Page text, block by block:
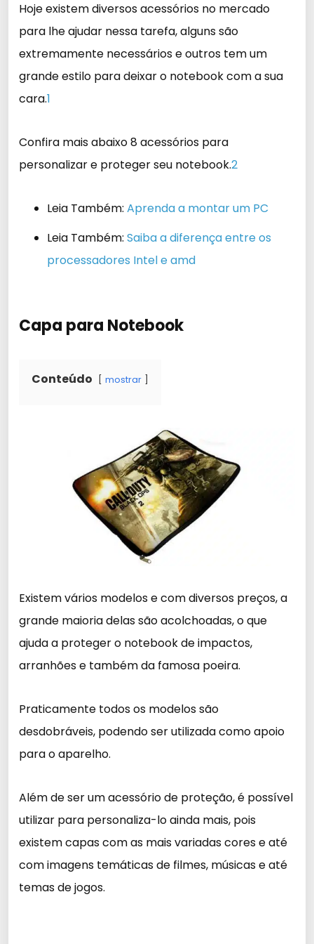
Hoje existem diversos acessórios no mercado
para lhe ajudar nessa tarefa, alguns são
extremamente necessários e outros tem um
grande estilo para deixar o notebook com a sua
cara.1
Confira mais abaixo 8 acessórios para
personalizar e proteger seu notebook.2
Leia Também: Aprenda a montar um PC
Leia Também: Saiba a diferença entre os
processadores Intel e amd
Capa para Notebook
Conteúdo mostrar
Existem vários modelos e com diversos preços, a
grande maioria delas são acolchoadas, o que
ajuda a proteger o notebook de impactos,
arranhões e também da famosa poeira.
Praticamente todos os modelos são
desdobráveis, podendo ser utilizada como apoio
para o aparelho.
Além de ser um acessório de proteção, é possível
utilizar para personaliza-lo ainda mais, pois
existem capas com as mais variadas cores e até
com imagens temáticas de filmes, músicas e até
temas de jogos.